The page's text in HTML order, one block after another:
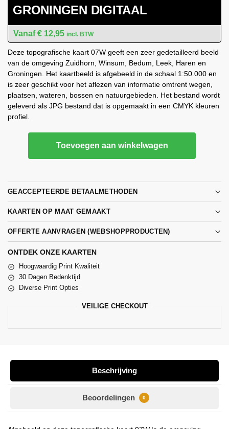
GRONINGEN DIGITAAL
€ 12,95 incl. BTW
Deze topografische kaart 07W geeft een zeer gedetailleerd beeld
van de omgeving Zuidhorn, Winsum, Bedum, Leek, Haren en
Groningen. Het kaartbeeld is afgebeeld in de schaal 1:50.000 en
is zeer geschikt voor het aflezen van informatie omtrent wegen,
plaatsen, wateren, bossen en natuurgebieden. Het bestand wordt
geleverd als JPG bestand dat is opgemaakt in een CMYK kleuren
profiel.
Toevoegen aan winkelwagen
GEACCEPTEERDE BETAALMETHODEN
KAARTEN OP MAAT GEMAAKT
OFFERTE AANVRAGEN (WEBSHOPPRODUCTEN)
ONTDEK ONZE KAARTEN
Hoogwaardig Print Kwaliteit
30 Dagen Bedenktijd
Diverse Print Opties
VEILIGE CHECKOUT
Beschrijving
Beoordelingen 0